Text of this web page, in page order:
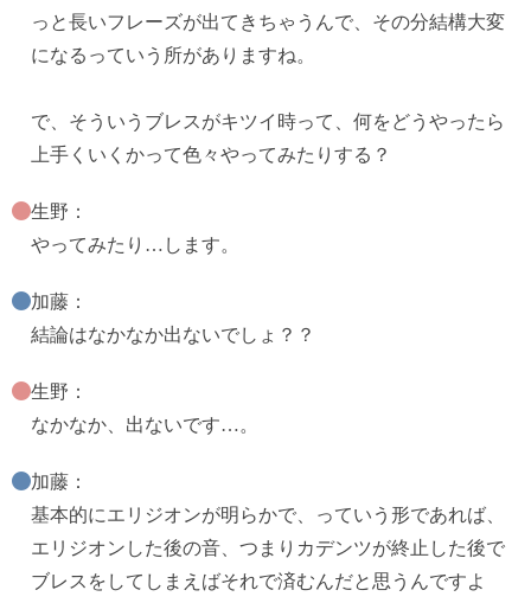
っと長いフレーズが出てきちゃうんで、その分結構大変
になるっていう所がありますね。
で、そういうブレスがキツイ時って、何をどうやったら
上手くいくかって色々やってみたりする？
生野：
やってみたり…します。
加藤：
結論はなかなか出ないでしょ？？
生野：
なかなか、出ないです…。
加藤：
基本的にエリジオンが明らかで、っていう形であれば、
エリジオンした後の音、つまりカデンツが終止した後で
ブレスをしてしまえばそれで済むんだと思うんですよ